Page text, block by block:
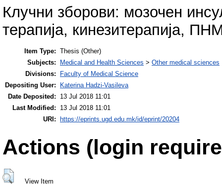
Клучни зборови: мозочен
терапија, кинезитерапија,
Item Type: Thesis (Other)
Subjects:
Medical and Health Sciences > Other medical sciences
Divisions:
Faculty of Medical Science
Depositing User:
Katerina Hadzi-Vasileva
Date Deposited:
13 Jul 2018 11:01
Last Modified:
13 Jul 2018 11:01
URI:
https://eprints.ugd.edu.mk/id/eprint/20204
Actions (login
View Item